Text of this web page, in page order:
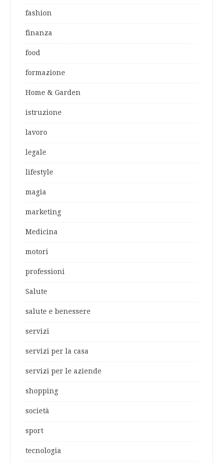
fashion
finanza
food
formazione
Home & Garden
istruzione
lavoro
legale
lifestyle
magia
marketing
Medicina
motori
professioni
Salute
salute e benessere
servizi
servizi per la casa
servizi per le aziende
shopping
società
sport
tecnologia